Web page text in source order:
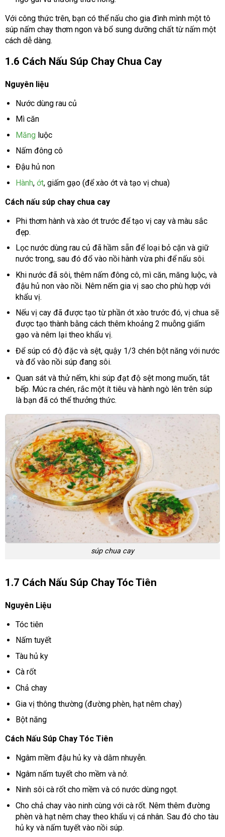
Với công thức trên, bạn có thể nấu cho gia đình mình một tô
súp nấm chay thơm ngon và bổ sung dưỡng chất từ nấm một
cách dễ dàng.
1.6 Cách Nấu Súp Chay Chua Cay
Nguyên liệu
Nước dùng rau củ
Mì căn
Măng luộc
Nấm đông cô
Đậu hủ non
Hành, ớt, giấm gạo (để xào ớt và tạo vị chua)
Cách nấu súp chay chua cay
Phi thơm hành và xào ớt trước để tạo vị cay và màu sắc
đẹp.
Lọc nước dùng rau củ đã hầm sẵn để loại bỏ cặn và giữ
nước trong, sau đó đổ vào nồi hành vừa phi để nấu sôi.
Khi nước đã sôi, thêm nấm đông cô, mì căn, măng luộc, và
đậu hủ non vào nồi. Nêm nếm gia vị sao cho phù hợp với
khẩu vị.
Nếu vị cay đã được tạo từ phần ớt xào trước đó, vị chua sẽ
được tạo thành bằng cách thêm khoảng 2 muỗng giấm
gạo và nêm lại theo khẩu vị.
Để súp có độ đặc và sệt, quậy 1/3 chén bột năng với nước
và đổ vào nồi súp đang sôi.
Quan sát và thử nếm, khi súp đạt độ sệt mong muốn, tắt
bếp. Múc ra chén, rắc một ít tiêu và hành ngò lên trên súp
là bạn đã có thể thưởng thức.
súp chua cay
1.7 Cách Nấu Súp Chay Tóc Tiên
Nguyên Liệu
Tóc tiên
Nấm tuyết
Tàu hủ ky
Cà rốt
Chả chay
Gia vị thông thường (đường phèn, hạt nêm chay)
Bột năng
Cách Nấu Súp Chay Tóc Tiên
Ngâm mềm đậu hủ ky và dằm nhuyễn.
Ngâm nấm tuyết cho mềm và nở.
Ninh sôi cà rốt cho mềm và có nước dùng ngọt.
Cho chả chay vào ninh cùng với cà rốt. Nêm thêm đường
phèn và hạt nêm chay theo khẩu vị cá nhân. Sau đó cho tàu
hủ ky và nấm tuyết vào nồi súp.